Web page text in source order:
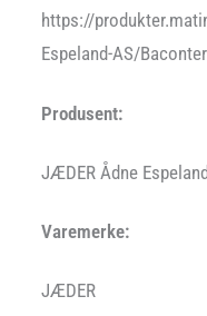
https://
Espeland-AS/
Produsent:
JÆDER Ådne
Varemerke:
JÆDER